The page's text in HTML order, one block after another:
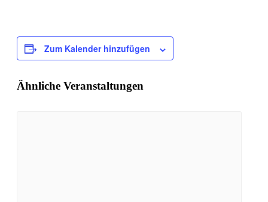
Zum Kalender hinzufügen
Ähnliche Veranstaltungen